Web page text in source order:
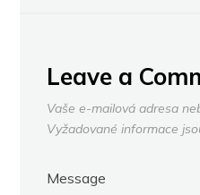
Leave a
Vaše e-mailová adresa
Vyžadované informace
Message